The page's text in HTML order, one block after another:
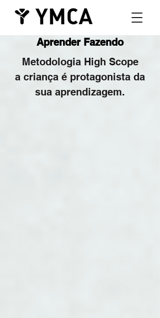
Aprender Fazendo
Metodologia High Scope
a criança é protagonista da
sua aprendizagem.